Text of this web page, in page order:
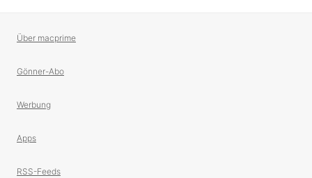
Über macprime
Gönner-Abo
Werbung
Apps
RSS-Feeds